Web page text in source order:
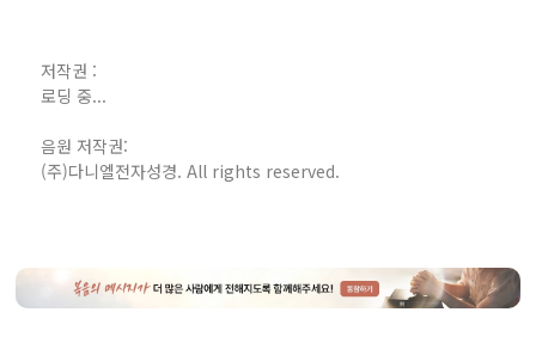
저작권 :
로딩 중...
음원 저작권:
(주)다니엘전자성경. All rights reserved.